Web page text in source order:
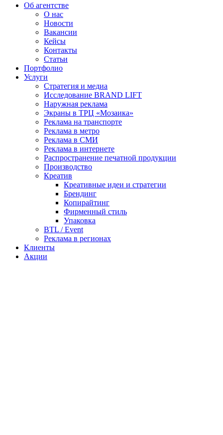
Об агентстве
О нас
Новости
Вакансии
Кейсы
Контакты
Статьи
Портфолио
Услуги
Стратегия и медиа
Исследование BRAND LIFT
Наружная реклама
Экраны в ТРЦ «Мозаика»
Реклама на транспорте
Реклама в метро
Реклама в СМИ
Реклама в интернете
Распространение печатной продукции
Производство
Креатив
Креативные идеи и стратегии
Брендинг
Копирайтинг
Фирменный стиль
Упаковка
BTL / Event
Реклама в регионах
Клиенты
Акции